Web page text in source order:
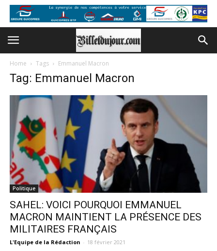
Home Tags Emmanuel Macron
Tag: Emmanuel Macron
Politique
SAHEL: VOICI POURQUOI EMMANUEL
MACRON MAINTIENT LA PRÉSENCE DES
MILITAIRES FRANÇAIS
L'Equipe de la Rédaction - 18 février 2021